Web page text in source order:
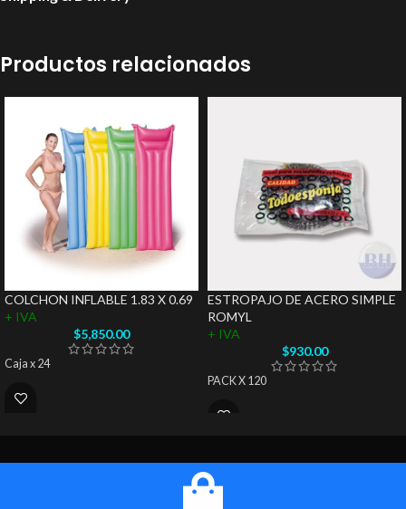
Productos relacionados
COLCHON INFLABLE 1.83 X 0.69
+ IVA
$5,850.00
Caja x 24
ESTROPAJO DE ACERO SIMPLE
ROMYL
+ IVA
$930.00
PACK X 120